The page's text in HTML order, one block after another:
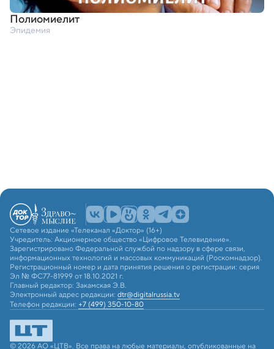
Полиомиелит
Эпидемия
Сетевое издание «Телеканал «Доктор» (16+)
Учредитель: Акционерное общество «Цифровое Телевидение».
Зарегистрировано Федеральной службой по надзору в сфере связи,
информационных технологий и массовых коммуникаций (Роскомнадзор).
Регистрационный номер и дата принятия решения о регистрации: серия
Эл № ФС77-81999 от 18.10.2021 г.
Главный редактор: Закамская Э.В.
Электронный адрес редакции: dtr@digitalrussia.tv
Телефон редакции: +7 (499) 350-10-80
© 2026 АО «ЦТВ». Все права на любые материалы, опубликованные на